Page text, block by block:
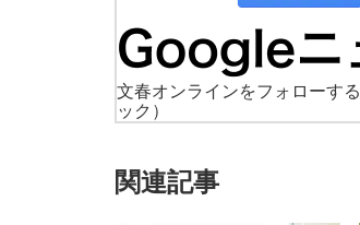
文春オンラインをフォローする
ック）
関連記事